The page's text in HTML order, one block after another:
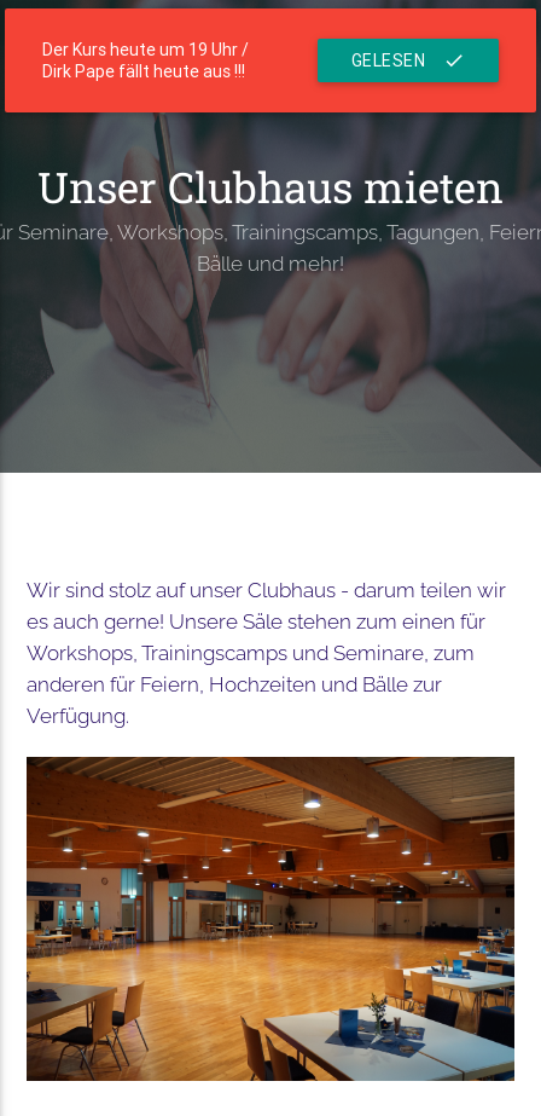
Der Kurs heute um 19 Uhr /
Dirk Pape fällt heute aus !!!
GELESEN check
Die Residenz
menu
Unser Clubhaus mieten
Seminare, Workshops, Trainingscamps, Tagungen,
Bälle und mehr!
Wir sind stolz auf unser Clubhaus - darum teilen wir
es auch gerne! Unsere Säle stehen zum einen für
Workshops, Trainingscamps und Seminare, zum
anderen für Feiern, Hochzeiten und Bälle zur
Verfügung.